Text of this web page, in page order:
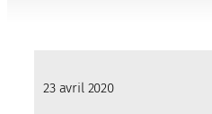
23 avril 2020